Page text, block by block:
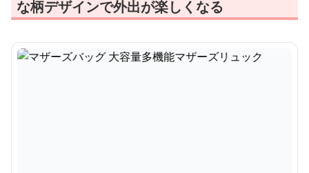
な柄デザインで外出が楽しくなる